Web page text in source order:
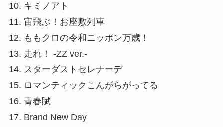
10. キミノアト
11. 宙飛ぶ！お座敷列車
12. ももクロの令和ニッポン万歳！
13. 走れ！ -ZZ ver.-
14. スターダストセレナーデ
15. ロマンティックこんがらがってる
16. 青春賦
17. Brand New Day